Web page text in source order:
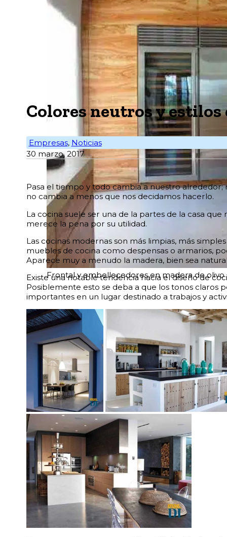
Frontal y embellecedores en madera de olivo
Colores neutros y
Empresas, Noticias
30 marzo, 2017
Pasa el tiempo y todo cambia a nuestro alrededor;
no cambia a menos que nos decidamos hacerlo.
La cocina suele ser una de la partes de la casa
merece la pena por su utilidad.
Las cocinas modernas son más limpias, más
muebles de cocina como despensas o armarios,
Aparece muy a menudo la madera, bien sea
Existe una notable tendencia hacia el diseño de
Posiblemente esto se deba a que los tonos claros
importantes en un lugar destinado a trabajos y